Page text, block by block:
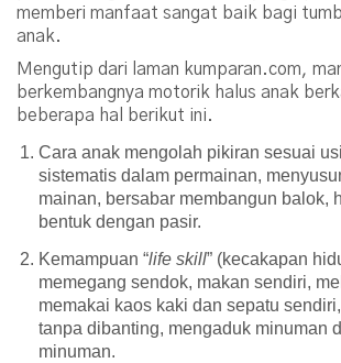
memberi manfaat sangat baik bagi
anak.
Mengutip dari laman kumparan.com,
berkembangnya motorik halus anak
beberapa hal berikut ini.
Cara anak mengolah pikiran sesuai
sistematis dalam permainan,
mainan, bersabar membangun balok,
bentuk dengan pasir.
Kemampuan “life skill” (kecakapan
memegang sendok, makan sendiri,
memakai kaos kaki dan sepatu
tanpa dibanting, mengaduk minuman
minuman.